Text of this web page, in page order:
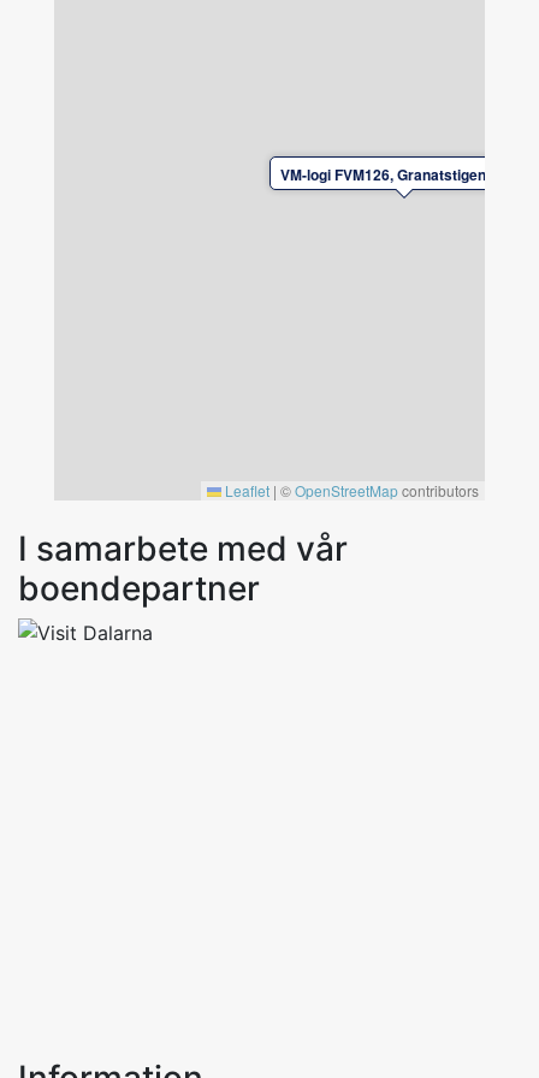
VM-logi FVM126, Granatstigen Falun
Leaflet | ©OpenStreetMapcontributors
I samarbete med vår
boendepartner